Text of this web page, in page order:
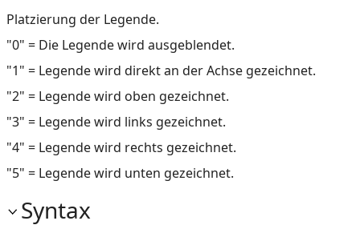
Platzierung der Legende.
"0" = Die Legende wird ausgeblendet.
"1" = Legende wird direkt an der Achse gezeichnet.
"2" = Legende wird oben gezeichnet.
"3" = Legende wird links gezeichnet.
"4" = Legende wird rechts gezeichnet.
"5" = Legende wird unten gezeichnet.
Syntax